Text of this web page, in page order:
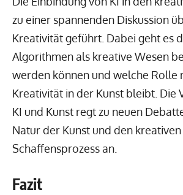
zu einer spannenden Diskussion
Kreativität geführt. Dabei geht es
Algorithmen als kreative Wesen
werden können und welche Rolle
Kreativität in der Kunst bleibt. Die
KI und Kunst regt zu neuen
Natur der Kunst und den kreativen
Schaffensprozess an.
Fazit